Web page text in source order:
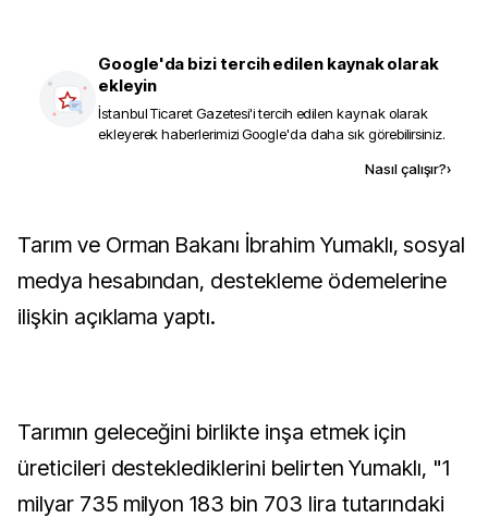
Google'da bizi tercih edilen kaynak olarak
ekleyin
İstanbul Ticaret Gazetesi'i tercih edilen kaynak olarak
ekleyerek haberlerimizi Google'da daha sık görebilirsiniz.
Nasıl çalışır?›
Tarım ve Orman Bakanı İbrahim Yumaklı, sosyal
medya hesabından, destekleme ödemelerine
ilişkin açıklama yaptı.
Tarımın geleceğini birlikte inşa etmek için
üreticileri desteklediklerini belirten Yumaklı, "1
milyar 735 milyon 183 bin 703 lira tutarındaki